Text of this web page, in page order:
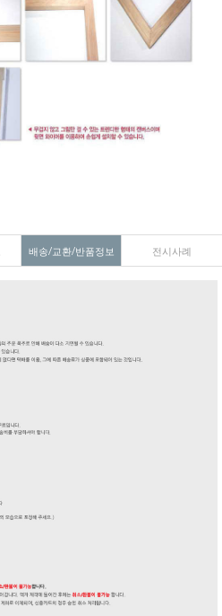
배송/교환/반품정보 전시사례